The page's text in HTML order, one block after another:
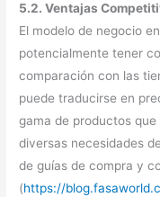
5.2. Ventajas
El modelo de negocio
potencialmente tener
comparación con las
puede traducirse en
gama de productos
diversas necesidades
de guías de compra y
(https://